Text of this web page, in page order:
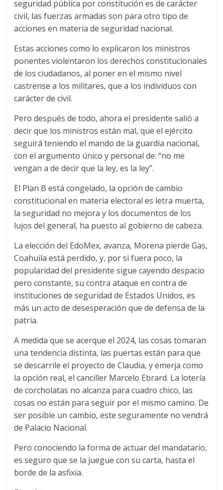
seguridad pública por constitución es de carácter
civil, las fuerzas armadas son para otro tipo de
acciones en materia de seguridad nacional.
Estas acciones como lo explicaron los ministros
ponentes violentaron los derechos constitucionales
de los ciudadanos, al poner en el mismo nivel
castrense a los militares, que a los individuos con
carácter de civil.
Pero después de todo, ahora el presidente salió a
decir que los ministros están mal, que el ejército
seguirá teniendo el mando de la guardia nacional,
con el argumento único y personal de: “no me
vengan a de decir que la ley, es la ley”.
El Plan B está congelado, la opción de cambio
constitucional en materia electoral es letra muerta,
la seguridad no mejora y los documentos de los
lujos del general, ha puesto al gobierno de cabeza.
La elección del EdoMex, avanza, Morena pierde Gas,
Coahuila está perdido, y, por si fuera poco, la
popularidad del presidente sigue cayendo despacio
pero constante, su contra ataque en contra de
instituciones de seguridad de Estados Unidos, es
más un acto de desesperación que de defensa de la
patria.
A medida que se acerque el 2024, las cosas tomaran
una tendencia distinta, las puertas están para que
se descarrile el proyecto de Claudia, y emerja como
la opción real, el canciller Marcelo Ebrard. La lotería
de corcholatas no alcanza para cuadro chico, las
cosas no están para seguir por el mismo camino. De
ser posible un cambio, este seguramente no vendrá
de Palacio Nacional.
Pero conociendo la forma de actuar del mandatario,
es seguro que se la juegue con su carta, hasta el
borde de la asfixia.